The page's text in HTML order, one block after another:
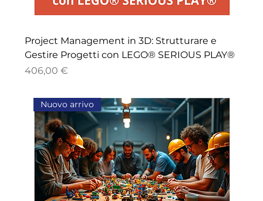
Project Management in 3D: Strutturare e
Gestire Progetti con LEGO® SERIOUS PLAY®
Price
406,00 €
Nuovo arrivo